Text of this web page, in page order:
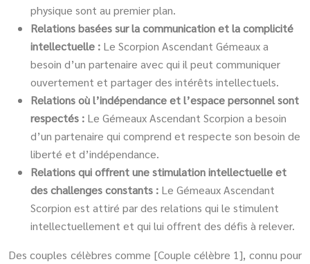
physique sont au premier plan.
Relations basées sur la communication et la complicité
intellectuelle : Le Scorpion Ascendant Gémeaux a
besoin d’un partenaire avec qui il peut communiquer
ouvertement et partager des intérêts intellectuels.
Relations où l’indépendance et l’espace personnel sont
respectés : Le Gémeaux Ascendant Scorpion a besoin
d’un partenaire qui comprend et respecte son besoin de
liberté et d’indépendance.
Relations qui offrent une stimulation intellectuelle et
des challenges constants : Le Gémeaux Ascendant
Scorpion est attiré par des relations qui le stimulent
intellectuellement et qui lui offrent des défis à relever.
Des couples célèbres comme [Couple célèbre 1], connu pour